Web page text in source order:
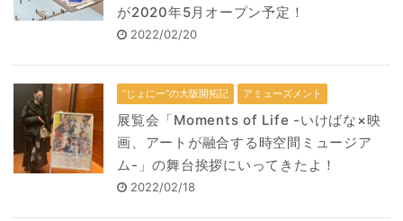
が2020年5月オープン予定！
2022/02/20
“じょにー”の大阪開拓記 アミューズメント
展覧会「Moments of Life -いけばな×映
画、アートが融合する時空間ミュージア
ム-」の舞台挨拶にいってきたよ！
2022/02/18